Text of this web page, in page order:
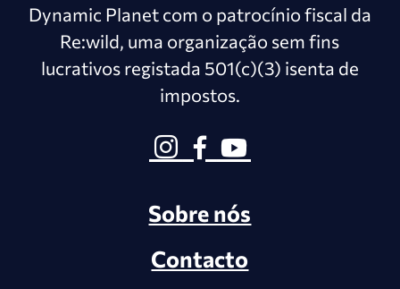
Dynamic Planet com o patrocínio fiscal da
Re:wild, uma organização sem fins
lucrativos registada 501(c)(3) isenta de
impostos.
Sobre nós
Contacto